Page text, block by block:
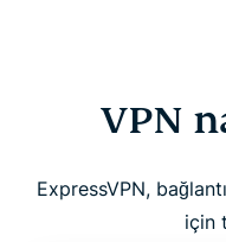
VPN
ExpressVPN,
için